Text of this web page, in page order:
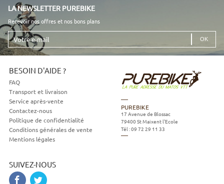
LA NEWSLETTER PUREBIKE
Recevoir nos offres et nos bons plans
Votre
e-
mail
BESOIN D'AIDE ?
FAQ
Transport et livraison
Service après-vente
Contactez-nous
Politique de confidentialité
Conditions générales de vente
Mentions légales
SUIVEZ-NOUS
PUREBIKE
17 Avenue de Blossac
79400 St Maixent l'Ecole
Tél :09 72 29 11 33